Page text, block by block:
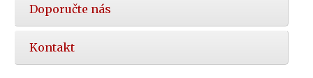
Doporučte nás
Kontakt